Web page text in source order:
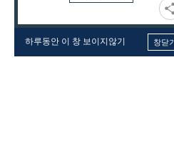
하루동안 이 창 보이지않기 창닫